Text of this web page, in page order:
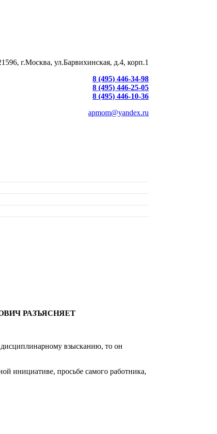
г.Москва, ул.Барвихинская, д.4, корп.1
8 (495) 446-34-98
8 (495) 446-25-05
8 (495) 446-10-36
apmom@yandex.ru
РАЗЪЯСНЯЕТ
дисциплинарному взысканию, то он
инициативе, просьбе самого работника,